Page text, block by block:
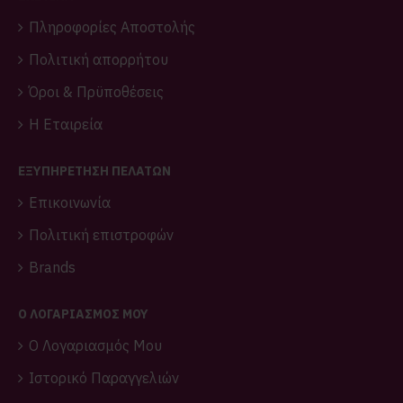
Πληροφορίες Αποστολής
Πολιτική απορρήτου
Όροι & Πρϋποθέσεις
Η Εταιρεία
ΕΞΥΠΗΡΕΤΗΣΗ ΠΕΛΑΤΩΝ
Επικοινωνία
Πολιτική επιστροφών
Brands
O ΛΟΓΑΡΙΑΣΜΌΣ ΜΟΥ
O Λογαριασμός Μου
Ιστορικό Παραγγελιών